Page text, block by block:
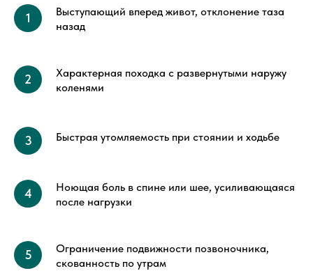
Выступающий вперед живот, отклонение таза
назад
Характерная походка с развернутыми наружу
коленями
Быстрая утомляемость при стоянии и ходьбе
Ноющая боль в спине или шее, усиливающаяся
после нагрузки
Ограничение подвижности позвоночника,
скованность по утрам